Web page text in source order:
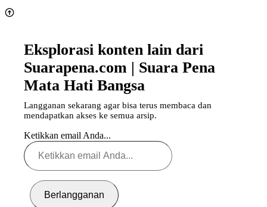
Eksplorasi konten lain dari
Suarapena.com | Suara Pena
Mata Hati Bangsa
Langganan sekarang agar bisa terus membaca dan
mendapatkan akses ke semua arsip.
Ketikkan email Anda...
Berlangganan